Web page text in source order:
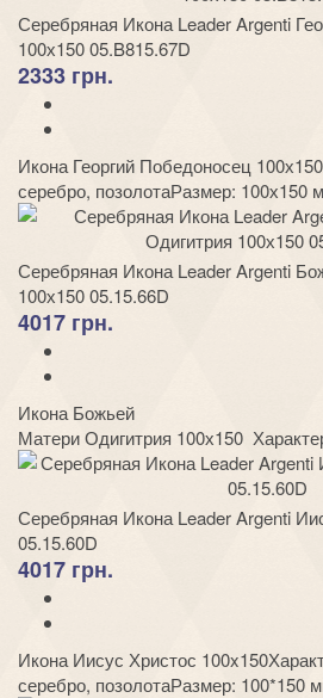
Серебряная Икона Leader Argenti
100х150 05.B815.67D
2333 грн.
Икона Георгий Победоносец
серебро, позолотаРазмер: 100х150
Серебряная Икона Leader Argenti
100х150 05.15.66D
4017 грн.
Икона Божьей
Матери Одигитрия 100х150
Серебряная Икона Leader Argenti
05.15.60D
4017 грн.
Икона Иисус Христос
серебро, позолотаРазмер: 100*150